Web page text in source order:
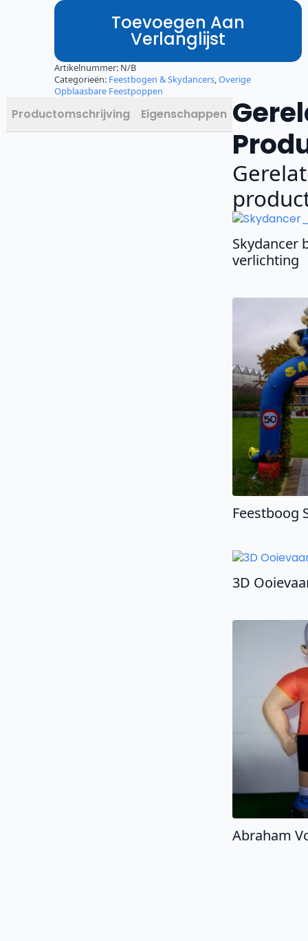
Toevoegen Aan
Verlanglijst
Artikelnummer: N/B
Categorieën: Feestbogen & Skydancers,Overige
Opblaasbare Feestpoppen
Productomschrijving Eigenschappen
Skydancer
verlichting
Feestboog
3D
Abraham